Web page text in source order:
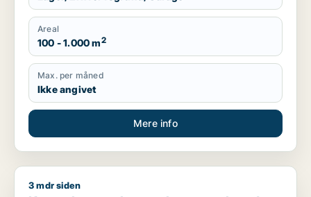
Areal
100 - 1.000 m2
Max. per måned
Ikke angivet
Mere info
Kenneth søger kontor, lager, værksted, erhvervsgrund,
3 mdr siden